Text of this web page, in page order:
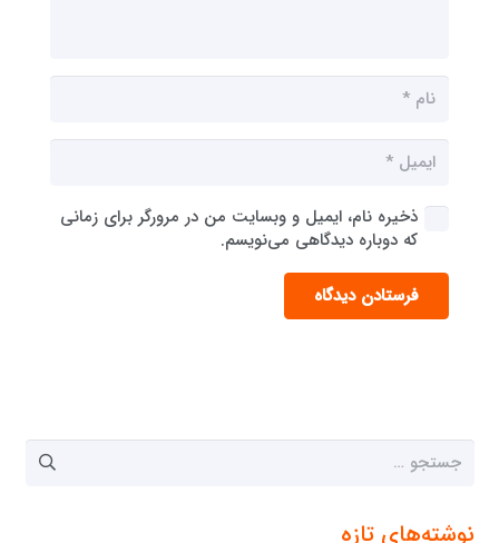
ذخیره نام، ایمیل و وبسایت من در مرورگر برای زمانی
که دوباره دیدگاهی می‌نویسم.
فرستادن دیدگاه
جستجو
نوشته‌های تازه